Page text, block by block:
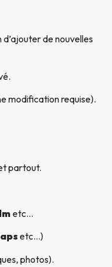
d’ajouter de nouvelles
modification requise).
partout.
etc…
etc…)
photos).